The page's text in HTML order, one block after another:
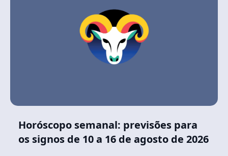
Horóscopo semanal: previsões para
os signos de 10 a 16 de agosto de 2026